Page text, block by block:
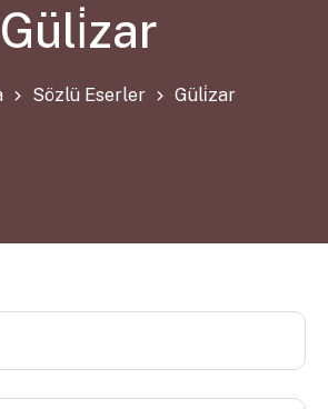
Güli̇zar
Sözlü Eserler Güli̇zar